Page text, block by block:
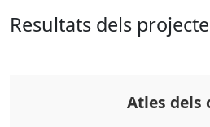
Resultats dels
Atles dels